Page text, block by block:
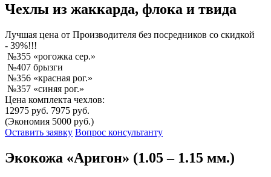
Чехлы из жаккарда, флока и твида
Лучшая цена от Производителя без посредников со скидкой
- 39%!!!
№355 «рогожка сер.»
№407 брызги
№356 «красная рог.»
№357 «синяя рог.»
Цена комплекта чехлов:
12975 руб. 7975 руб.
(Экономия 5000 руб.)
Оставить заявку Вопрос консультанту
Экокожа «Аригон» (1.05 – 1.15 мм.)